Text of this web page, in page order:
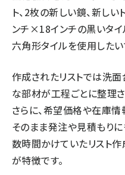
ト、2枚の新しい鏡、新し
ンチ×18インチの黒いタイ
六角形タイルを使用したい
作成されたリストでは洗
な部材が工程ごとに整理
さらに、希望価格や在庫
そのまま発注や見積もり
数時間かけていたリスト
が特徴です。